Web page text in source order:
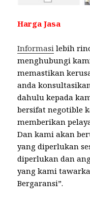
Harga Jasa
Informasi lebih
menghubungi
memastikan
anda
dahulu kepada
bersifat negotible
memberikan
Dan kami akan
yang diperlukan
diperlukan dan
yang kami
Bergaransi”.